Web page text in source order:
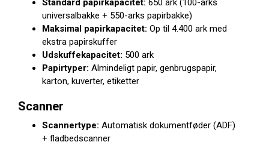
Standard papirkapacitet: 650 ark (100-arks
universalbakke + 550-arks papirbakke)
Maksimal papirkapacitet: Op til 4.400 ark med
ekstra papirskuffer
Udskuffekapacitet: 500 ark
Papirtyper: Almindeligt papir, genbrugspapir,
karton, kuverter, etiketter
Scanner
Scannertype: Automatisk dokumentføder (ADF)
+ fladbedscanner